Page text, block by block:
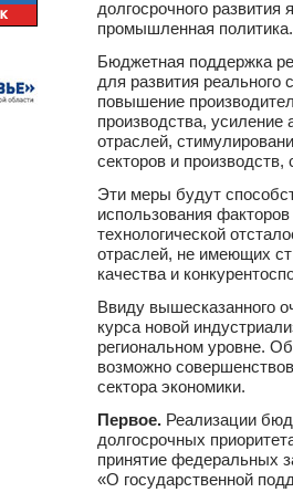
долгосрочного
промышленная политика.
Бюджетная поддержка
для развития реального
повышение
производства, усиление
отраслей,
секторов и
Эти меры будут
использования
технологической
отраслей, не имеющих
качества и
Ввиду вышесказанного
курса новой
региональном уровне.
возможно
сектора экономики.
Первое. Реализации
долгосрочных
принятие федеральных
«О государственной